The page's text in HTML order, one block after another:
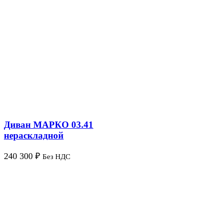
Диван МАРКО 03.41
нераскладной
240 300 ₽ Без НДС